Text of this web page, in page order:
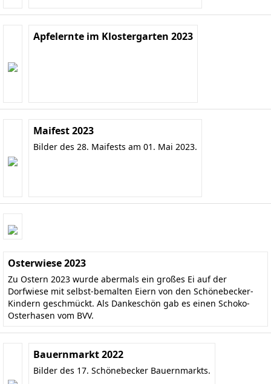
Apfelernte im Klostergarten 2023
Maifest 2023
Bilder des 28. Maifests am 01. Mai 2023.
Osterwiese 2023
Zu Ostern 2023 wurde abermals ein großes Ei auf der
Dorfwiese mit selbst-bemalten Eiern von den Schönebecker-
Kindern geschmückt. Als Dankeschön gab es einen Schoko-
Osterhasen vom BVV.
Bauernmarkt 2022
Bilder des 17. Schönebecker Bauernmarkts.